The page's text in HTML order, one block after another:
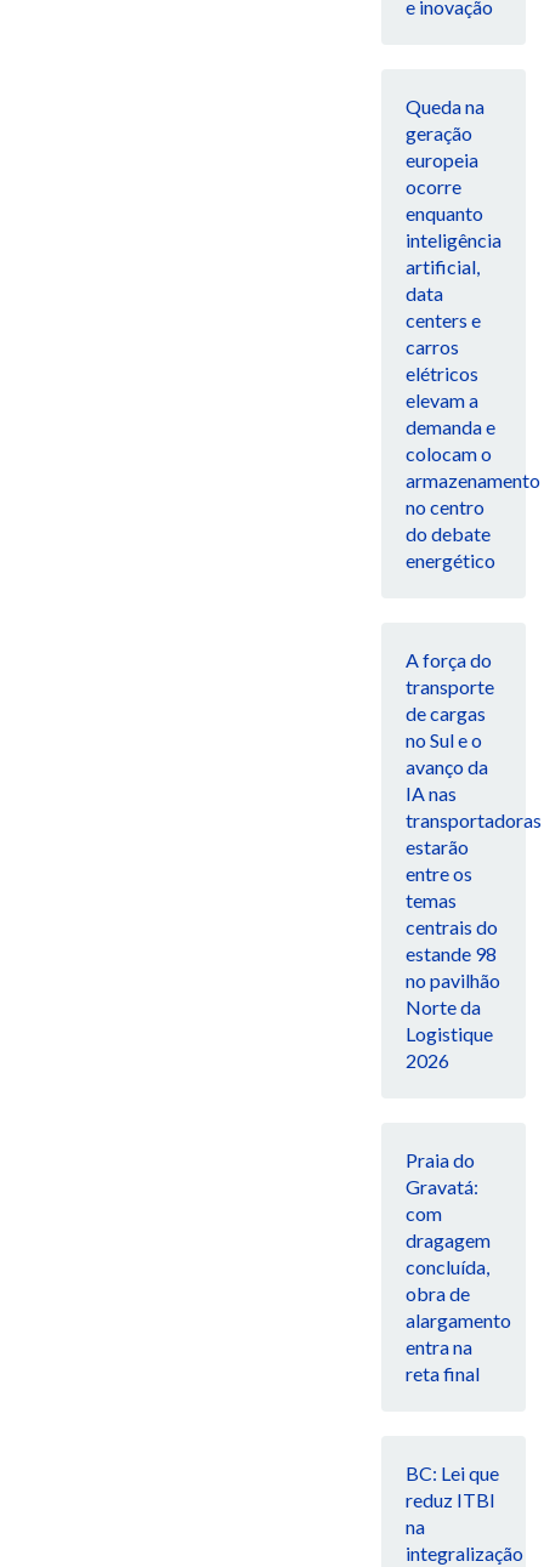
e inovação
Queda na
geração
europeia
ocorre
enquanto
inteligência
artificial,
data
centers e
carros
elétricos
elevam a
demanda e
colocam o
armazenamento
no centro
do debate
energético
A força do
transporte
de cargas
no Sul e o
avanço da
IA nas
transportadoras
estarão
entre os
temas
centrais do
estande 98
no pavilhão
Norte da
Logistique
2026
Praia do
Gravatá:
com
dragagem
concluída,
obra de
alargamento
entra na
reta final
BC: Lei que
reduz ITBI
na
integralização